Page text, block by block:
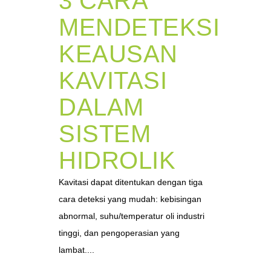
MENDETEKSI
KEAUSAN
KAVITASI
DALAM
SISTEM
HIDROLIK
Kavitasi dapat ditentukan dengan tiga
cara deteksi yang mudah: kebisingan
abnormal, suhu/temperatur oli industri
tinggi, dan pengoperasian yang
lambat....